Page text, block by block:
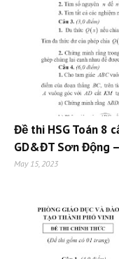
Đề thi HSG Toán 8
GD&ĐT Sơn Động
May 15, 2023